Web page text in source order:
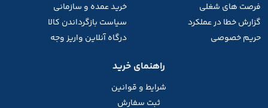
فرصت های شغلی
گزارش خطا در عملکرد
حریم خصوصی
خرید عمده و سازمانی
سیاست بازگرداندن کالا
درگاه آنلاین واریز وجه
راهنمای خرید
شرایط و قوانین
ثبت سفارش